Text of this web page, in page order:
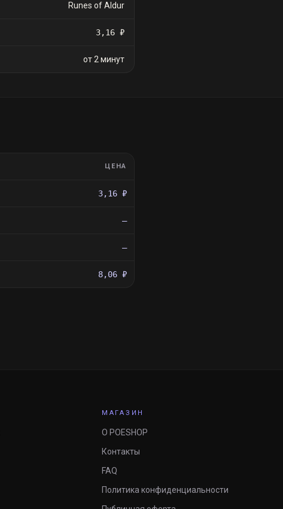
Runes of Aldur
3,16 ₽
от 2 минут
ЦЕНА
3,16 ₽
—
—
8,06 ₽
МАГАЗИН
О POESHOP
Контакты
FAQ
Политика конфиденциальности